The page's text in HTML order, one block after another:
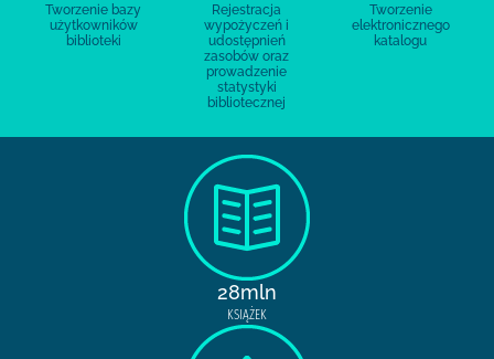
Tworzenie bazy
użytkowników
biblioteki
Rejestracja
wypożyczeń i
udostępnień
zasobów oraz
prowadzenie
statystyki
bibliotecznej
Tworzenie
elektronicznego
katalogu
28mln
KSIĄŻEK